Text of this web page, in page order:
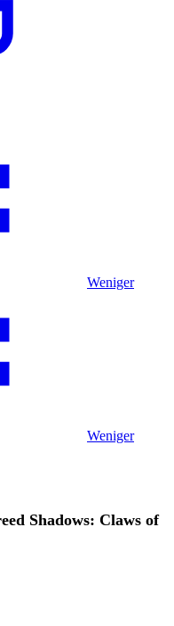
Weniger
Weniger
Shadows: Claws of